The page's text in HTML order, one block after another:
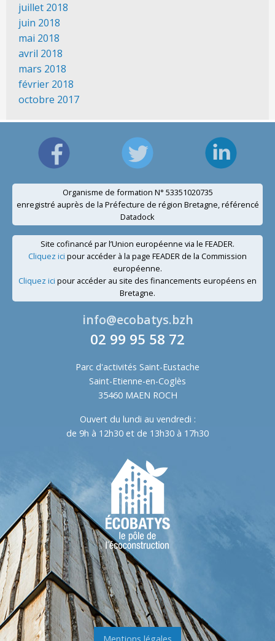
juillet 2018
juin 2018
mai 2018
avril 2018
mars 2018
février 2018
octobre 2017
Organisme de formation N° 53351020735
enregistré auprès de la Préfecture de région Bretagne, référencé
Datadock
Site cofinancé par l’Union européenne via le FEADER.
Cliquez ici pour accéder à la page FEADER de la Commission
européenne.
Cliquez ici pour accéder au site des financements européens en
Bretagne.
info@ecobatys.bzh
02 99 95 58 72
Parc d'activités Saint-Eustache
Saint-Etienne-en-Coglès
35460 MAEN ROCH
Ouvert du lundi au vendredi :
de 9h à 12h30 et de 13h30 à 17h30